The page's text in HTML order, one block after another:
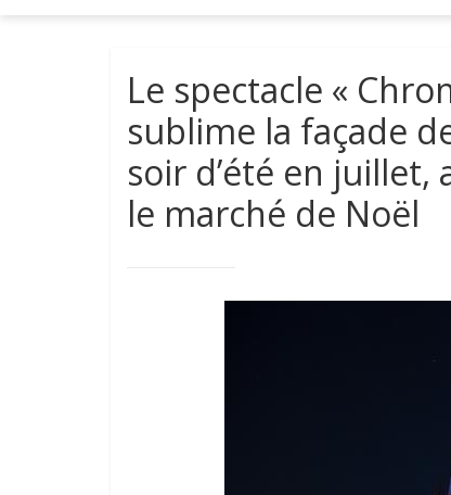
Le spectacle «
sublime la façade
soir d’été en
le marché de Noël